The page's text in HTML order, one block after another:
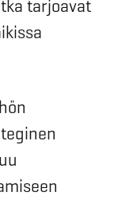
tarjoavat